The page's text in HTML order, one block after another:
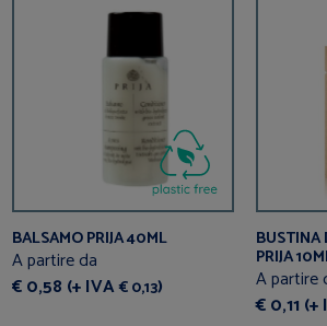
BALSAMO PRIJA 40ML
A partire da
€ 0,58 (+ IVA€ 0,13)
BUSTINA
PRIJA
A partire
€ 0,11